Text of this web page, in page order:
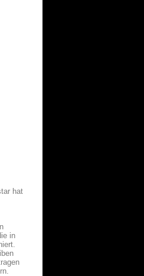
hat
in